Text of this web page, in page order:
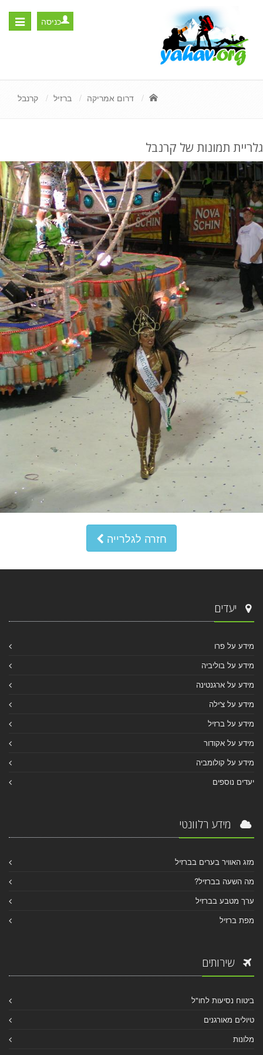
Toggle
כניסה
דרום אמריקה ברזיל קרנבל
גלריית תמונות של קרנבל
חזרה לגלרייה
יעדים
מידע על פרו
מידע על בוליביה
מידע על ארגנטינה
מידע על צ'ילה
מידע על ברזיל
מידע על אקודור
מידע על קולומביה
יעדים נוספים
מידע רלוונטי
מזג האוויר בערים בברזיל
מה השעה בברזיל?
ערך מטבע בברזיל
מפת ברזיל
שירותים
ביטוח נסיעות לחו"ל
טיולים מאורגנים
מלונות